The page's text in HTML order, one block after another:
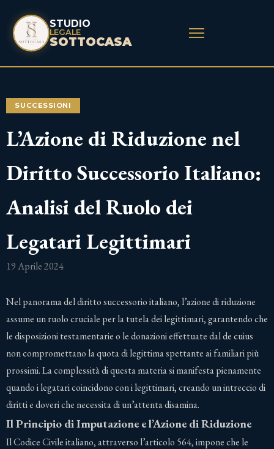
STUDIO
LEGALE
SOTTOCASA
SUCCESSIONI
L’Azione di Riduzione nel
Diritto Successorio Italiano:
Analisi del Ruolo dei
Legatari Legittimari
19 Aprile 2024
Nel panorama del diritto successorio italiano, l’azione di riduzione
assume un ruolo cruciale per la tutela dei legittimari, garantendo che
le disposizioni testamentarie o le donazioni effettuate dal de cuius
non compromettano la quota di legittima spettante ai familiari più
prossimi. La complessità di questa materia si manifesta pienamente
quando i legatari coincidono con i legittimari, creando un intreccio di
diritti e doveri che necessita di un’attenta disamina.
Il Principio di Imputazione e l’Azione di Riduzione
Il Codice Civile italiano, attraverso l’articolo 564, impone che le